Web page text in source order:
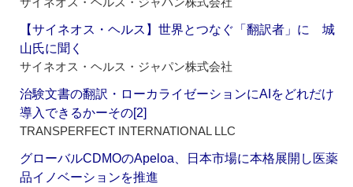
【サイネオス・ヘルス】世界とつなぐ「翻訳者」に 城
山氏に聞く
サイネオス・ヘルス・ジャパン株式会社
治験文書の翻訳・ローカライゼーションにAIをどれだけ
導入できるかーその[2]
TRANSPERFECT INTERNATIONAL LLC
グローバルCDMOのApeloa、日本市場に本格展開し医薬
品イノベーションを推進